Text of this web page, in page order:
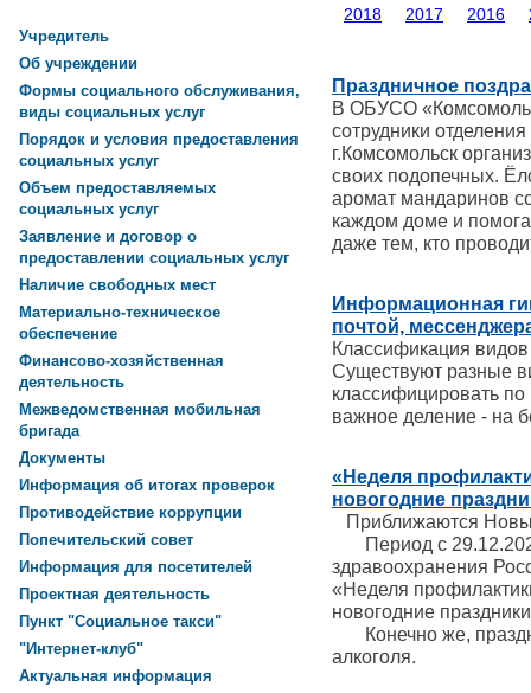
2018 2017 2016
Праздничное
В ОБУСО
сотрудники
г.Комсомольск
своих подопечных.
аромат мандаринов
каждом доме и
даже тем, кто
Информационная
почтой,
Классификация
Существуют разные
классифицировать
важное деление - на
«Неделя
новогодние
Приближаются
Период с
здравоохранения
«Неделя
новогодние
Конечно же,
алкоголя.
Учредитель
Об учреждении
Формы социального обслуживания,
виды социальных услуг
Порядок и условия предоставления
социальных услуг
Объем предоставляемых
социальных услуг
Заявление и договор о
предоставлении социальных услуг
Наличие свободных мест
Материально-техническое
обеспечение
Финансово-хозяйственная
деятельность
Межведомственная мобильная
бригада
Документы
Информация об итогах проверок
Противодействие коррупции
Попечительский совет
Информация для посетителей
Проектная деятельность
Пункт "Социальное такси"
"Интернет-клуб"
Актуальная информация